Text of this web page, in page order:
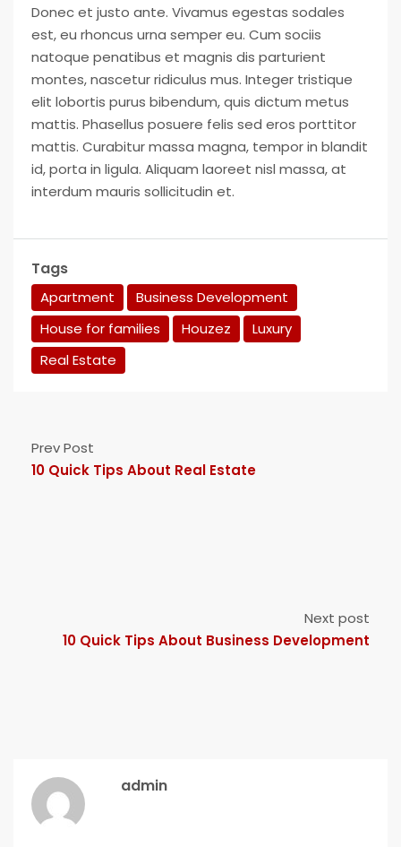
Donec et justo ante. Vivamus egestas sodales
est, eu rhoncus urna semper eu. Cum sociis
natoque penatibus et magnis dis parturient
montes, nascetur ridiculus mus. Integer tristique
elit lobortis purus bibendum, quis dictum metus
mattis. Phasellus posuere felis sed eros porttitor
mattis. Curabitur massa magna, tempor in blandit
id, porta in ligula. Aliquam laoreet nisl massa, at
interdum mauris sollicitudin et.
Tags
Apartment
Business Development
House for families
Houzez
Luxury
Real Estate
Prev Post
10 Quick Tips About Real Estate
Next post
10 Quick Tips About Business Development
admin